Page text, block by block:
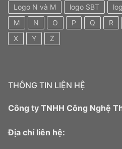
Logo N và M
logo SBT
M
N O P Q R
X
Y Z
THÔNG TIN LIỆN HỆ
Công ty TNHH Công Nghệ
Địa chỉ liên hệ: